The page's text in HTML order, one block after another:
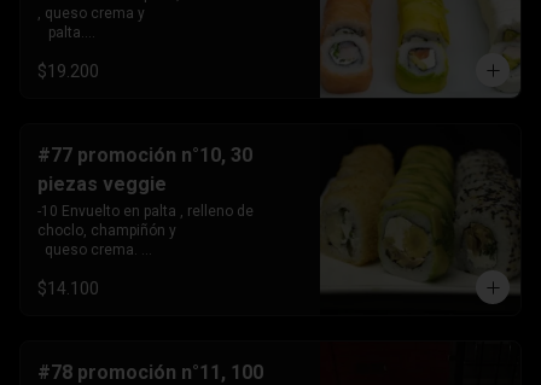
, queso crema y
   palta.
camarón, queso crema
$19.200
#77 promoción n°10, 30
piezas veggie
-10 Envuelto en palta , relleno de
choclo, champiñón y
  queso crema.
champiñón , queso
$14.100
#78 promoción n°11, 100